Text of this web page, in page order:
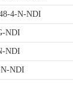
4-N-NDI
NDI
NDI
NDI